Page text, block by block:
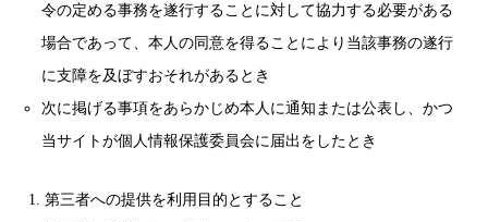
令の定める事務を遂行することに対して協力する必要がある
場合であって、本人の同意を得ることにより当該事務の遂行
に支障を及ぼすおそれがあるとき
次に掲げる事項をあらかじめ本人に通知または公表し、かつ
当サイトが個人情報保護委員会に届出をしたとき
第三者への提供を利用目的とすること